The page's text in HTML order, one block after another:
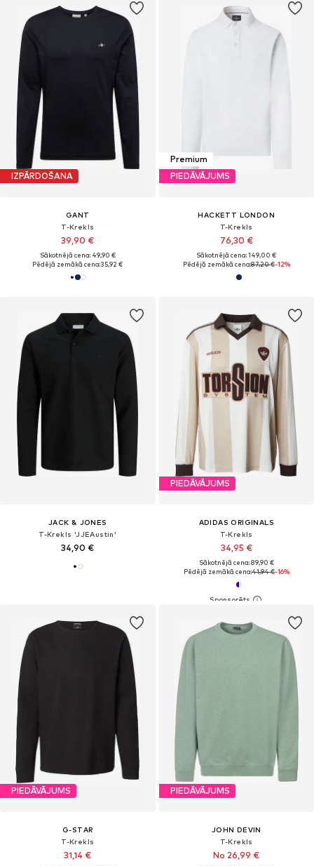
IZPĀRDOŠANA
GANT
T-Krekls
39,90 €
Sākotnējā cena: 49,90 €
Pēdējā zemākā cena:35,92 €
Premium
PIEDĀVĀJUMS
HACKETT LONDON
T-Krekls
76,30 €
Sākotnējā cena: 149,00 €
Pēdējā zemākā cena:87,20 €-12%
JACK & JONES
T-Krekls 'JJEAustin'
34,90 €
PIEDĀVĀJUMS
ADIDAS ORIGINALS
T-Krekls
34,95 €
Sākotnējā cena: 89,90 €
Pēdējā zemākā cena:41,94 €-16%
PIEDĀVĀJUMS
G-STAR
T-Krekls
31,14 €
PIEDĀVĀJUMS
JOHN DEVIN
T-Krekls
No 26,99 €